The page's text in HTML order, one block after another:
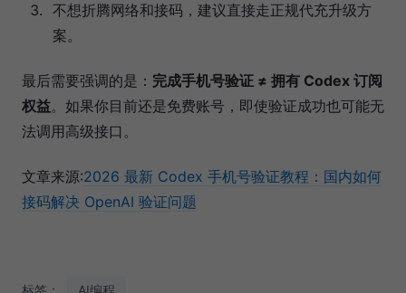
不想折腾网络和接码，建议直接走正规代充升级方
案。
最后需要强调的是： 完成手机号验证 ≠ 拥有 Codex 订阅
权益。如果你目前还是免费账号，即使验证成功也可能无
法调用高级接口。
文章来源:2026 最新 Codex 手机号验证教程：国内如何
接码解决 OpenAI 验证问题